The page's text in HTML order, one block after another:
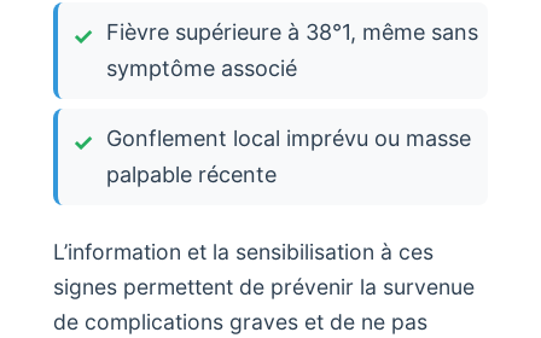
Fièvre supérieure à 38°1, même sans
symptôme associé
Gonflement local imprévu ou masse
palpable récente
L’information et la sensibilisation à ces
signes permettent de prévenir la survenue
de complications graves et de ne pas